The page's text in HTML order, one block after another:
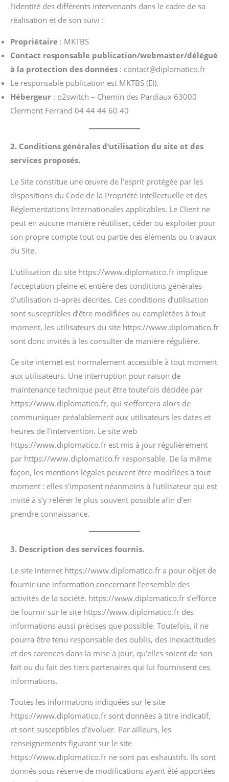
l’identité des différents intervenants dans le cadre de sa
réalisation et de son suivi :
Propriétaire : MKTBS
Contact responsable publication/webmaster/délégué
à la protection des données : contact@diplomatico.fr
Le responsable publication est MKTBS (EI).
Hébergeur : o2switch – Chemin des Pardiaux 63000
Clermont Ferrand 04 44 44 60 40
2. Conditions générales d’utilisation du site et des
services proposés.
Le Site constitue une œuvre de l’esprit protégée par les
dispositions du Code de la Propriété Intellectuelle et des
Réglementations Internationales applicables. Le Client ne
peut en aucune manière réutiliser, céder ou exploiter pour
son propre compte tout ou partie des éléments ou travaux
du Site.
L’utilisation du site https://www.diplomatico.fr implique
l’acceptation pleine et entière des conditions générales
d’utilisation ci-après décrites. Ces conditions d’utilisation
sont susceptibles d’être modifiées ou complétées à tout
moment, les utilisateurs du site https://www.diplomatico.fr
sont donc invités à les consulter de manière régulière.
Ce site internet est normalement accessible à tout moment
aux utilisateurs. Une interruption pour raison de
maintenance technique peut être toutefois décidée par
https://www.diplomatico.fr, qui s’efforcera alors de
communiquer préalablement aux utilisateurs les dates et
heures de l’intervention. Le site web
https://www.diplomatico.fr est mis à jour régulièrement
par https://www.diplomatico.fr responsable. De la même
façon, les mentions légales peuvent être modifiées à tout
moment : elles s’imposent néanmoins à l’utilisateur qui est
invité à s’y référer le plus souvent possible afin d’en
prendre connaissance.
3. Description des services fournis.
Le site internet https://www.diplomatico.fr a pour objet de
fournir une information concernant l’ensemble des
activités de la société. https://www.diplomatico.fr s’efforce
de fournir sur le site https://www.diplomatico.fr des
informations aussi précises que possible. Toutefois, il ne
pourra être tenu responsable des oublis, des inexactitudes
et des carences dans la mise à jour, qu’elles soient de son
fait ou du fait des tiers partenaires qui lui fournissent ces
informations.
Toutes les informations indiquées sur le site
https://www.diplomatico.fr sont données à titre indicatif,
et sont susceptibles d’évoluer. Par ailleurs, les
renseignements figurant sur le site
https://www.diplomatico.fr ne sont pas exhaustifs. Ils sont
donnés sous réserve de modifications ayant été apportées